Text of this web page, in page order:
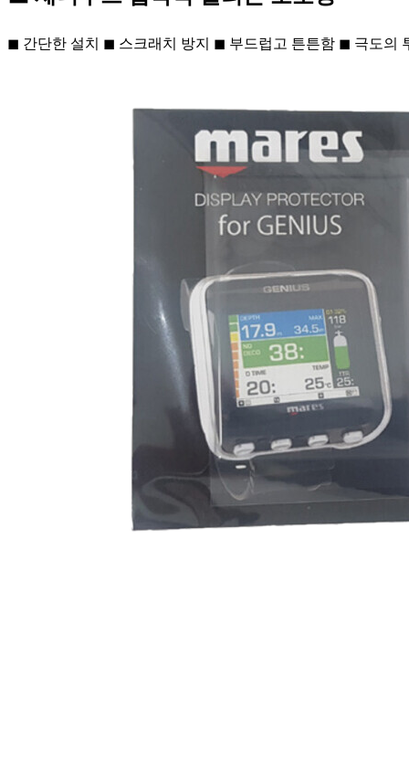
◼ 간단한 설치 ◼ 스크래치 방지 ◼ 부드럽고 튼튼함 ◼ 극도의